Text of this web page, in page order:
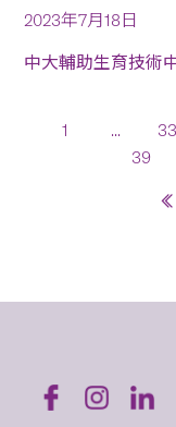
2023年7月18日
中大輔助生育技術
1 ... 33
39